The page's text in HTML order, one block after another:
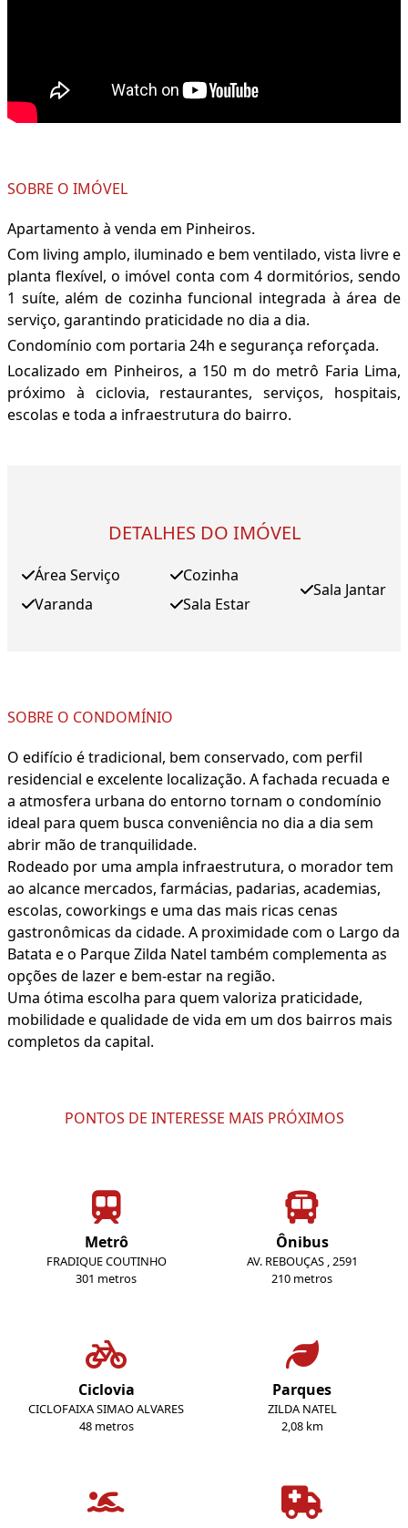
SOBRE O IMÓVEL
Apartamento à venda em Pinheiros.
Com living amplo, iluminado e bem ventilado, vista livre e
planta flexível, o imóvel conta com 4 dormitórios, sendo
1 suíte, além de cozinha funcional integrada à área de
serviço, garantindo praticidade no dia a dia.
Condomínio com portaria 24h e segurança reforçada.
Localizado em Pinheiros, a 150 m do metrô Faria Lima,
próximo à ciclovia, restaurantes, serviços, hospitais,
escolas e toda a infraestrutura do bairro.
DETALHES DO IMÓVEL
Área Serviço
Varanda
Cozinha
Sala Estar
Sala Jantar
SOBRE O CONDOMÍNIO
O edifício é tradicional, bem conservado, com perfil
residencial e excelente localização. A fachada recuada e
a atmosfera urbana do entorno tornam o condomínio
ideal para quem busca conveniência no dia a dia sem
abrir mão de tranquilidade.
Rodeado por uma ampla infraestrutura, o morador tem
ao alcance mercados, farmácias, padarias, academias,
escolas, coworkings e uma das mais ricas cenas
gastronômicas da cidade. A proximidade com o Largo da
Batata e o Parque Zilda Natel também complementa as
opções de lazer e bem-estar na região.
Uma ótima escolha para quem valoriza praticidade,
mobilidade e qualidade de vida em um dos bairros mais
completos da capital.
PONTOS DE INTERESSE MAIS PRÓXIMOS
Metrô
FRADIQUE COUTINHO
301 metros
Ônibus
AV. REBOUÇAS , 2591
210 metros
Ciclovia
CICLOFAIXA SIMAO ALVARES
48 metros
Parques
ZILDA NATEL
2,08 km